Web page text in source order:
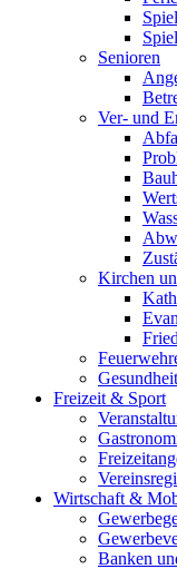
Senioren
Ver- und
Kirchen
Freizeit & Sport
Wirtschaft &
Banken